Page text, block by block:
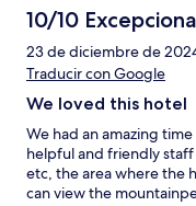
10/10
23 de diciembre de
Traducir con Google
We loved this hotel
We had an amazing
helpful and friendly
etc, the area where the
can view the